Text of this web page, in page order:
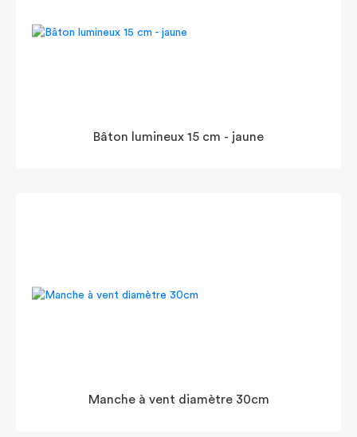
Bâton lumineux 15 cm - jaune
Manche à vent diamètre 30cm